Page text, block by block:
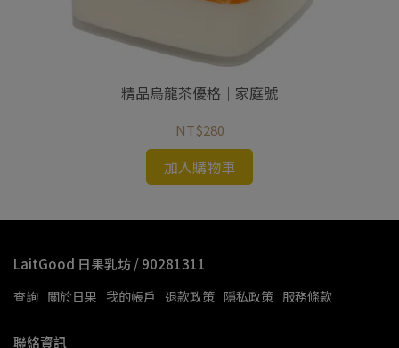
精品烏龍茶優格｜家庭號
NT$280
加入購物車
LaitGood 日果乳坊 / 90281311
查詢 關於日果 我的帳戶 退款政策 隱私政策 服務條款
聯絡資訊